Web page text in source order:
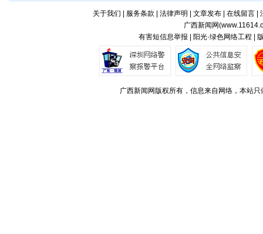
关于我们 服务条款 法律声明 文章发布| 在线留言|
广西新闻网(
有害短信息举报 | 阳光·绿色网络工程 |
广西新闻网版权所有，信息来自网络，本站